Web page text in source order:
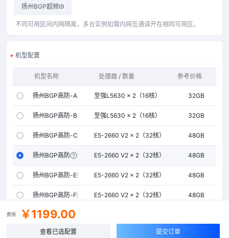
扬州BGP超频I9
不同可用区间内网隔离，多台实例如需内网互通请开在相同可用区。
机型配置
机型名称 处理器 / 数量 内存
参考价格
扬州BGP高防-A型 至强L5630 × 2（16核） 32GB
扬州BGP高防-B型 至强L5630 × 2（16核） 32GB
扬州BGP高防-C型 E5-2660 V2 × 2（32核） 48GB
扬州BGP高防-D型 E5-2660 V2 × 2（32核） 48GB
扬州BGP高防-E型 E5-2660 V2 × 2（32核） 48GB
扬州BGP高防-F型 E5-2660 V2 × 2（32核） 48GB
扬州BGP高防-G型
扬州BGP高防-H型 E5-2660 V2 × 2（32核）
费用 ￥1199.00
查看已选配置 提交订单